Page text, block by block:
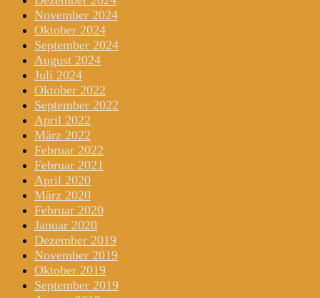
November 2024
Oktober 2024
September 2024
August 2024
Juli 2024
Oktober 2022
September 2022
April 2022
März 2022
Februar 2022
Februar 2021
April 2020
März 2020
Februar 2020
Januar 2020
Dezember 2019
November 2019
Oktober 2019
September 2019